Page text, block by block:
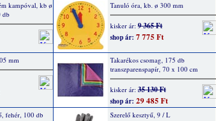
kampóval, kb ø
db
Tanuló óra, kb. ø 300 mm
kisker ár: 9 365 Ft
shop ár: 7 775 Ft
mm
Takarékos csomag, 175 db
transzparenspapír, 70 x 100 cm
kisker ár: 35 130 Ft
shop ár: 29 485 Ft
fehér, 100 db Szerelő kesztyű, 9 / L